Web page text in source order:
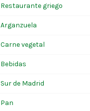
Restaurante griego
Arganzuela
Carne vegetal
Bebidas
Sur de Madrid
Pan